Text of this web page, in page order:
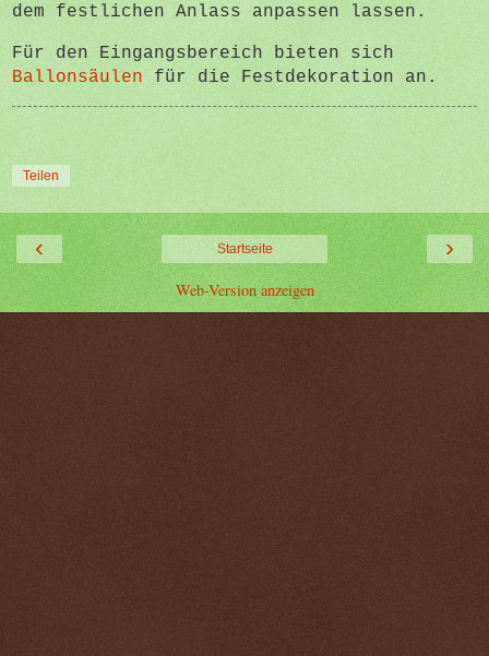
dem festlichen Anlass anpassen lassen.
Für den Eingangsbereich bieten sich
Ballonsäulen für die Festdekoration an.
Teilen
‹ ›
Startseite
Web-Version anzeigen